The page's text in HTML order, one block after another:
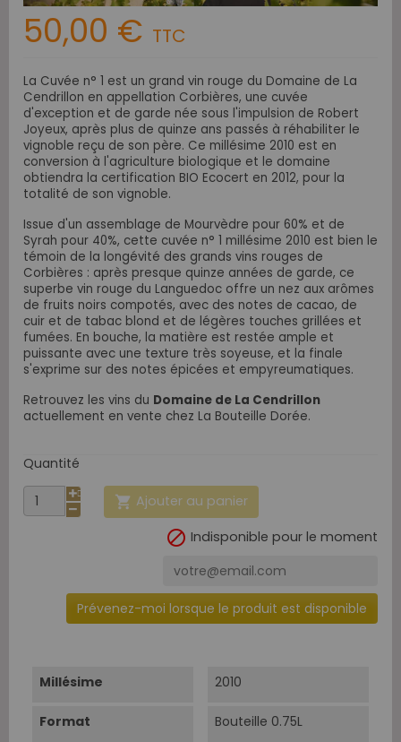
50,00 € TTC
La Cuvée n° 1 est un grand vin rouge du Domaine de La
Cendrillon en appellation Corbières, une cuvée
d'exception et de garde née sous l'impulsion de Robert
Joyeux, après plus de quinze ans passés à réhabiliter le
vignoble reçu de son père. Ce millésime 2010 est en
conversion à l'agriculture biologique et le domaine
obtiendra la certification BIO Ecocert en 2012, pour la
totalité de son vignoble.
Issue d'un assemblage de Mourvèdre pour 60% et de
Syrah pour 40%, cette cuvée n° 1 millésime 2010 est bien le
témoin de la longévité des grands vins rouges de
Corbières : après presque quinze années de garde, ce
superbe vin rouge du Languedoc offre un nez aux arômes
de fruits noirs compotés, avec des notes de cacao, de
cuir et de tabac blond et de légères touches grillées et
fumées. En bouche, la matière est restée ample et
puissante avec une texture très soyeuse, et la finale
s'exprime sur des notes épicées et empyreumatiques.
Retrouvez les vins du Domaine de La Cendrillon
actuellement en vente chez La Bouteille Dorée.
Quantité
 Ajouter au panier
 Indisponible pour le moment
Prévenez-moi lorsque le produit est disponible
Millésime 2010
Format Bouteille 0.75L